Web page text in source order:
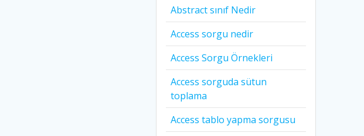
Abstract sınıf Nedir
Access sorgu nedir
Access Sorgu Örnekleri
Access sorguda sütun
toplama
Access tablo yapma sorgusu